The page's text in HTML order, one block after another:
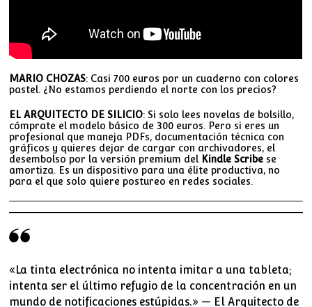
MARIO CHOZAS: Casi 700 euros por un cuaderno con colores
pastel. ¿No estamos perdiendo el norte con los precios?
EL ARQUITECTO DE SILICIO: Si solo lees novelas de bolsillo,
cómprate el modelo básico de 300 euros. Pero si eres un
profesional que maneja PDFs, documentación técnica con
gráficos y quieres dejar de cargar con archivadores, el
desembolso por la versión premium del Kindle Scribe se
amortiza. Es un dispositivo para una élite productiva, no
para el que solo quiere postureo en redes sociales.
«La tinta electrónica no intenta imitar a una tableta;
intenta ser el último refugio de la concentración en un
mundo de notificaciones estúpidas.» — El Arquitecto de